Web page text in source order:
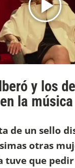
y los
la música
de un sello
otras
tuve que